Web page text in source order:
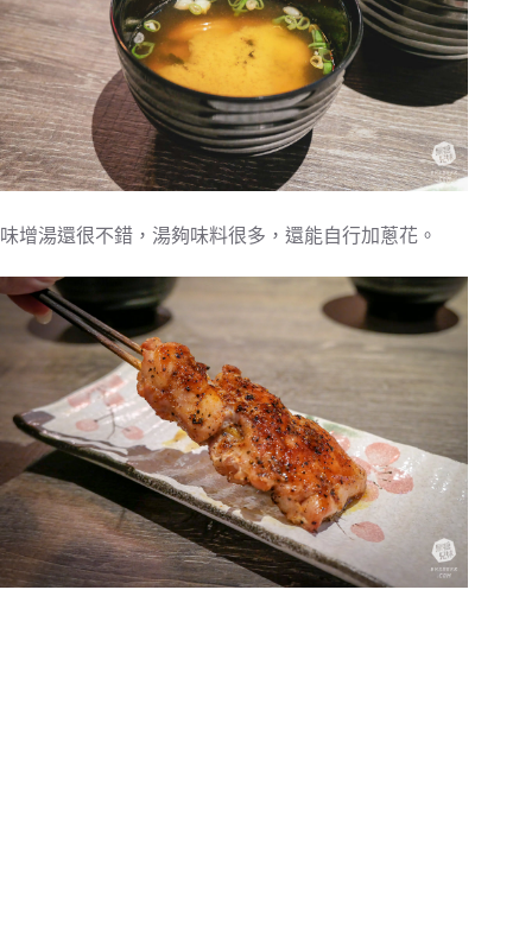
味增湯還很不錯，湯夠味料很多，還能自行加蔥花。